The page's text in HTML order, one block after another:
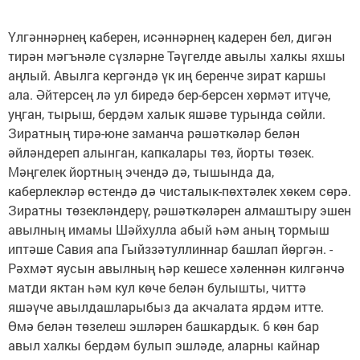
Үлгәннәрнең каберен, исәннәрнең кадерен бел, дигән
тирән мәгънәле сүзләрне Тәүгелде авылы халкы яхшы
аңлый. Авылга кергәндә үк иң беренче зират каршы
ала. Әйтерсең лә ул биредә бер-берсен хөрмәт итүче,
уңган, тырыш, бердәм халык яшәве турында сөйли.
Зиратның тирә-юне заманча рәшәткәләр белән
әйләндереп алынган, капкалары төз, йорты төзек.
Мәңгелек йортның эчендә дә, тышында да,
каберлекләр өстендә дә чисталык-пөхтәлек хөкем сөрә.
Зиратны төзекләндерү, рәшәткәләрен алмаштыру эшен
авылның имамы Шәйхулла абый һәм аның тормыш
иптәше Савия апа Гыйззәтуллиннар башлап йөргән. -
Рәхмәт яусын авылның һәр кешесе хәленнән килгәнчә
матди яктан һәм кул көче белән булышты, читтә
яшәүче авылдашларыбыз да акчалата ярдәм итте.
Өмә белән төзелеш эшләрен башкардык. 6 көн бар
авыл халкы бердәм булып эшләде, аларны кайнар